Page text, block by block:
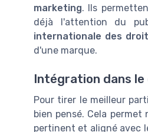
marketing. Ils
déjà l'attention du
internationale des
d'une marque.
Intégration dans
Pour tirer le meilleur
bien pensé. Cela
pertinent et aligné avec